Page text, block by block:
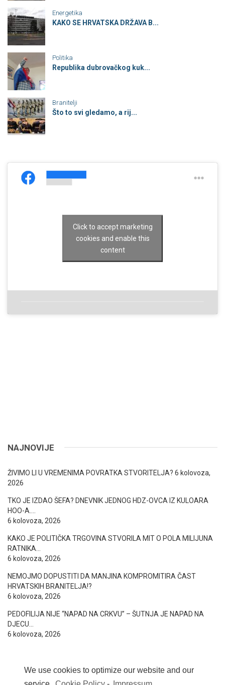
We use cookies to optimize our website and our
Energetika
KAKO SE HRVATSKA DRŽAVA B...
Politika
Republika dubrovačkog kuk...
Branitelji
Što to svi gledamo, a rij...
Click to accept marketing
cookies and enable this
content
NAJNOVIJE
ŽIVIMO LI U VREMENIMA POVRATKA STVORITELJA? 6 kolovoza,
2026
TKO JE IZDAO ŠEFA? DNEVNIK JEDNOG HDZ-OVCA IZ KULOARA
HOO-A….
6 kolovoza, 2026
KAKO JE POLITIČKA TRGOVINA STVORILA MIT O POLA MILIJUNA
RATNIKA…
6 kolovoza, 2026
NEMOJMO DOPUSTITI DA MANJINA KOMPROMITIRA ČAST
HRVATSKIH BRANITELJA!?
6 kolovoza, 2026
PEDOFILIJA NIJE “NAPAD NA CRKVU” – ŠUTNJA JE NAPAD NA
DJECU…
6 kolovoza, 2026